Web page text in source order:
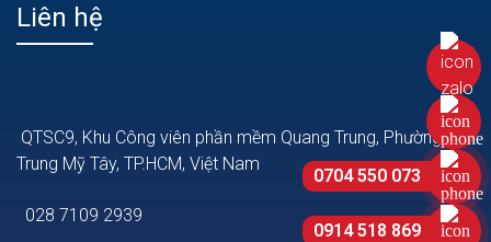
0704 550 073
0914 518 869
Liên hệ
QTSC9, Khu Công viên phần mềm Quang Trung, Phường
Trung Mỹ Tây, TP.HCM, Việt Nam
028 7109 2939